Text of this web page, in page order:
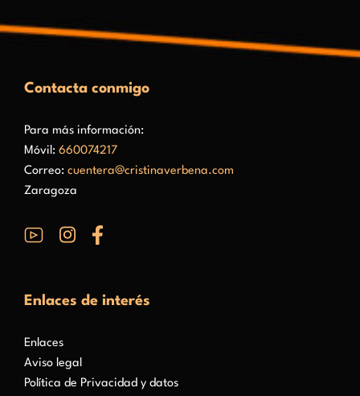
Contacta conmigo
Para más información:
Móvil: 660074217
Correo: cuentera@cristinaverbena.com
Zaragoza
Enlaces de interés
Enlaces
Aviso legal
Política de Privacidad y datos